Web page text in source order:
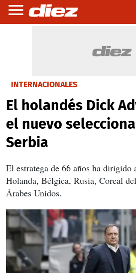
INTERNACIONALES
El holandés Dick
el nuevo
Serbia
El estratega de 66 años ha dirigido
Holanda, Bélgica, Rusia, Coreal
Árabes Unidos.